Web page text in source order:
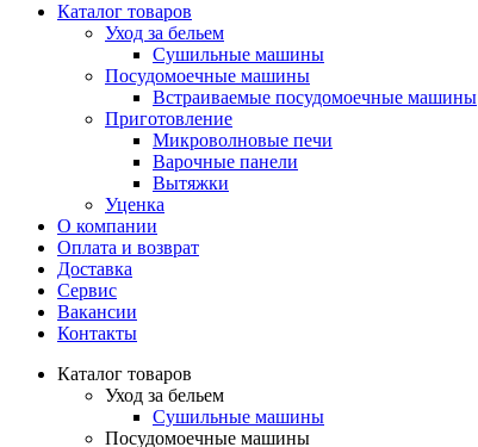
Каталог товаров
Уход за бельем
Сушильные машины
Посудомоечные машины
Встраиваемые посудомоечные машины
Приготовление
Микроволновые печи
Варочные панели
Вытяжки
Уценка
О компании
Оплата и возврат
Доставка
Сервис
Вакансии
Контакты
Каталог товаров
Уход за бельем
Сушильные машины
Посудомоечные машины